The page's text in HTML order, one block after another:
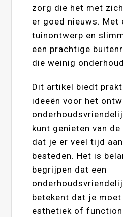
zorg die het met
er goed nieuws. Met
tuinontwerp en
een prachtige
die weinig
Dit artikel biedt
ideeën voor het
kunt genieten van
dat je er veel tijd
besteden. Het is
begrijpen dat een
betekent dat je
esthetiek of